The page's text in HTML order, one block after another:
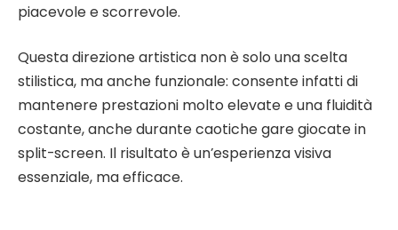
piacevole e scorrevole.
Questa direzione artistica non è solo una scelta
stilistica, ma anche funzionale: consente infatti di
mantenere prestazioni molto elevate e una fluidità
costante, anche durante caotiche gare giocate in
split-screen. Il risultato è un’esperienza visiva
essenziale, ma efficace.